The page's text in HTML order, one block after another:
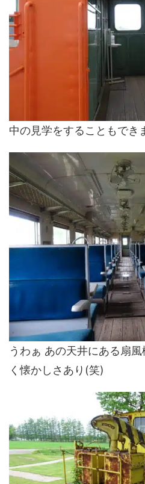
中の見学をすることもでき
うわぁ あの天井にある扇
く懐かしさあり(笑)